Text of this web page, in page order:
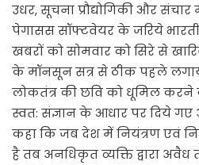
उधर, सूचना प्रौद्योगिकी और संचार
पेगासस सॉफ्टवेयर के जरिये
खबरों को सोमवार को सिरे से
के मॉनसून सत्र से ठीक पहले
लोकतंत्र की छवि को धूमिल करने
स्वत: संज्ञान के आधार पर दिये
कहा कि जब देश में नियंत्रण एवं
है तब अनधिकृत व्यक्ति द्वारा